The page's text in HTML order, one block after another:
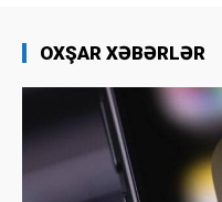
OXŞAR XƏBƏRLƏR